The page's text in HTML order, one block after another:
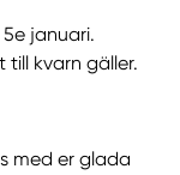
januari.
kvarn gäller.
med er glada